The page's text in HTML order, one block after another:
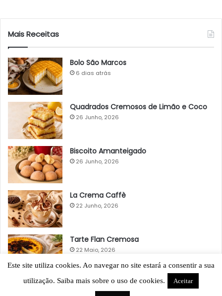
Mais Receitas
Bolo São Marcos
6 dias atrás
Quadrados Cremosos de Limão e Coco
26 Junho, 2026
Biscoito Amanteigado
26 Junho, 2026
La Crema Caffè
22 Junho, 2026
Tarte Flan Cremosa
22 Maio, 2026
Este site utiliza cookies. Ao navegar no site estará a consentir a sua
utilização. Saiba mais sobre o uso de cookies.
Aceitar